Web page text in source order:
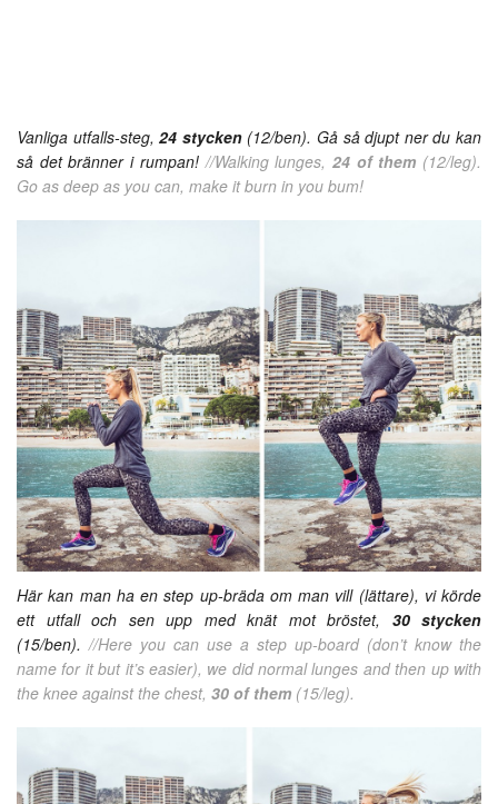
Vanliga utfalls-steg,24 stycken(12/ben). Gå så djupt ner du kan
så det bränner i rumpan!//Walking lunges, 24 of them (12/leg).
Go as deep as you can, make it burn in you bum!
Här kan man ha en step up-bräda om man vill (lättare), vi körde
ett utfall och sen upp med knät mot bröstet, 30 stycken
(15/ben).//Here you can use a step up-board (don’t know the
name for it but it’s easier), we did normal lunges and then up with
the knee against the chest, 30 of them (15/leg).